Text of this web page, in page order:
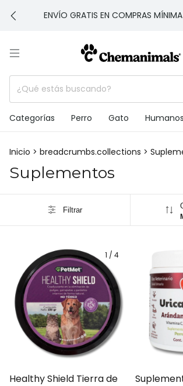
ENVÍO GRATIS EN COMPRAS
Categorías Perro Gato Humanos
Inicio > breadcrumbs.collections >
Suplementos
Filtrar
1 / 4
Healthy Shield Tierra de